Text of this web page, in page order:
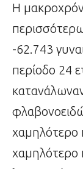
Η
-62.743
περίοδο 24
χαμηλότερο
χαμηλότερο